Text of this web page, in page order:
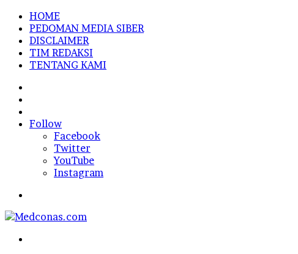
HOME
PEDOMAN MEDIA SIBER
DISCLAIMER
TIM REDAKSI
TENTANG KAMI
In
Follow
Facebook
Twitter
YouTube
Instagram